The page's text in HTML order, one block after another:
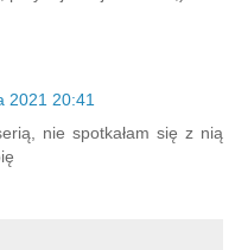
2021 20:41
nie spotkałam się z nią